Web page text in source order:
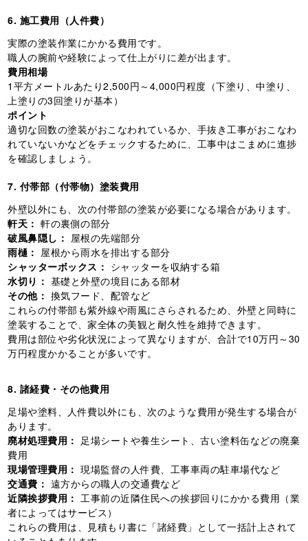
6. 施工費用（人件費）
実際の塗装作業にかかる費用です。
職人の腕前や経験によって仕上がりに差が出ます。
費用相場
1平方メートルあたり2,500円～4,000円程度（下塗り、中塗り、
上塗りの3回塗りが基本）
ポイント
適切な回数の塗装がおこなわれているか、手抜き工事がおこなわ
れていないかなどをチェックするために、工事中はこまめに進捗
を確認しましょう。
7. 付帯部（付帯物）塗装費用
外壁以外にも、次の付帯部の塗装が必要になる場合があります。
軒天： 軒の裏側の部分
破風鼻隠し： 屋根の先端部分
雨樋： 屋根から雨水を排出する部分
シャッターボックス： シャッターを収納する箱
水切り： 基礎と外壁の境目にある部材
その他： 換気フード、配管など
これらの付帯部も紫外線や雨風にさらされるため、外壁と同時に
塗装することで、家全体の美観と耐久性を維持できます。
費用は部位や劣化状況によって異なりますが、合計で10万円～30
万円程度かかることが多いです。
8. 諸経費・その他費用
足場や塗料、人件費以外にも、次のような費用が発生する場合が
あります。
廃材処理費用： 足場シートや養生シート、古い塗料缶などの廃棄
費用
現場管理費用： 現場監督の人件費、工事車両の駐車場代など
交通費： 遠方からの職人の交通費など
近隣挨拶費用： 工事前の近隣住民への挨拶回りにかかる費用（業
者によってはサービス）
これらの費用は、見積もり書に「諸経費」として一括計上されて